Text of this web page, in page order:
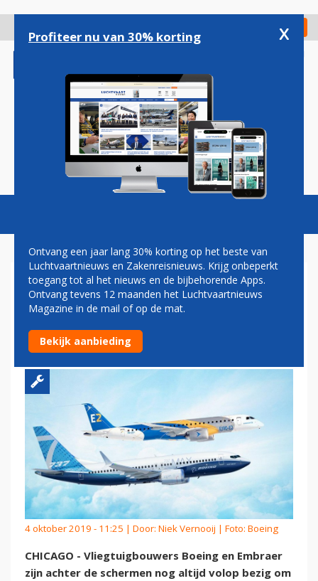
gaan
Check in
Magazine Podcasts Vacatures
DEAL BOEING/EMBRAER
WACHT NOG OP EUROPEES
GROEN LICHT
4 oktober 2019 - 11:25 | Door: Niek Vernooij | Foto: Boeing
CHICAGO - Vliegtuigbouwers Boeing en Embraer
zijn achter de schermen nog altijd volop bezig om
Profiteer nu van 30% korting x
Ontvang een jaar lang 30% korting op het beste van
Luchtvaartnieuws en Zakenreisnieuws. Krijg onbeperkt
toegang tot al het nieuws en de bijbehorende Apps.
Ontvang tevens 12 maanden het Luchtvaartnieuws
Magazine in de mail of op de mat.
Bekijk aanbieding